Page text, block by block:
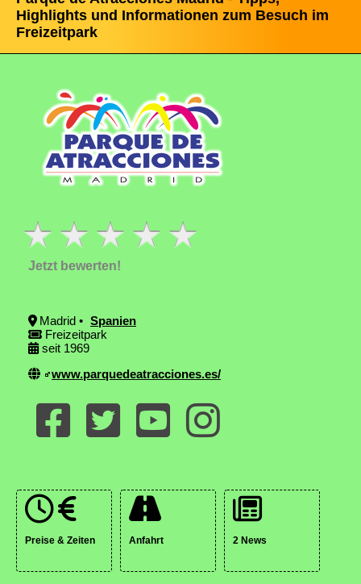
Highlights und Informationen zum Besuch im
Freizeitpark
Jetzt bewerten!
Madrid • Spanien
Freizeitpark
seit 1969
www.parquedeatracciones.es/
Preise & Zeiten Anfahrt 2 News